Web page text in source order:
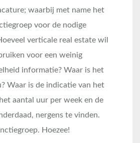
waarbij met name het
voor de nodige
verticale real estate wil
voor een weinig
informatie? Waar is het
Waar is de indicatie van het
aantal uur per week en de
nergens te vinden.
Hoezee!